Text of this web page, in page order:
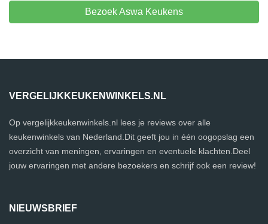
Bezoek Aswa Keukens
VERGELIJKKEUKENWINKELS.NL
Op vergelijkkeukenwinkels.nl lees je reviews over alle
keukenwinkels van Nederland.Dit geeft jou in één oogopslag een
overzicht van meningen, ervaringen en eventuele klachten.Deel
jouw ervaringen met andere bezoekers en schrijf ook een review!
NIEUWSBRIEF